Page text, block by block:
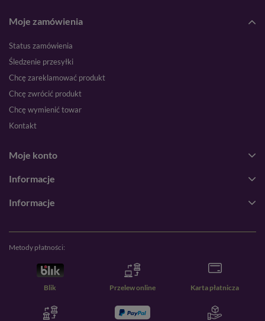
Moje zamówienia
Status zamówienia
Śledzenie przesyłki
Chcę zareklamować produkt
Chcę zwrócić produkt
Chcę wymienić towar
Kontakt
Moje konto
Informacje
Informacje
Metody płatności:
Blik Przelew online Karta płatnicza